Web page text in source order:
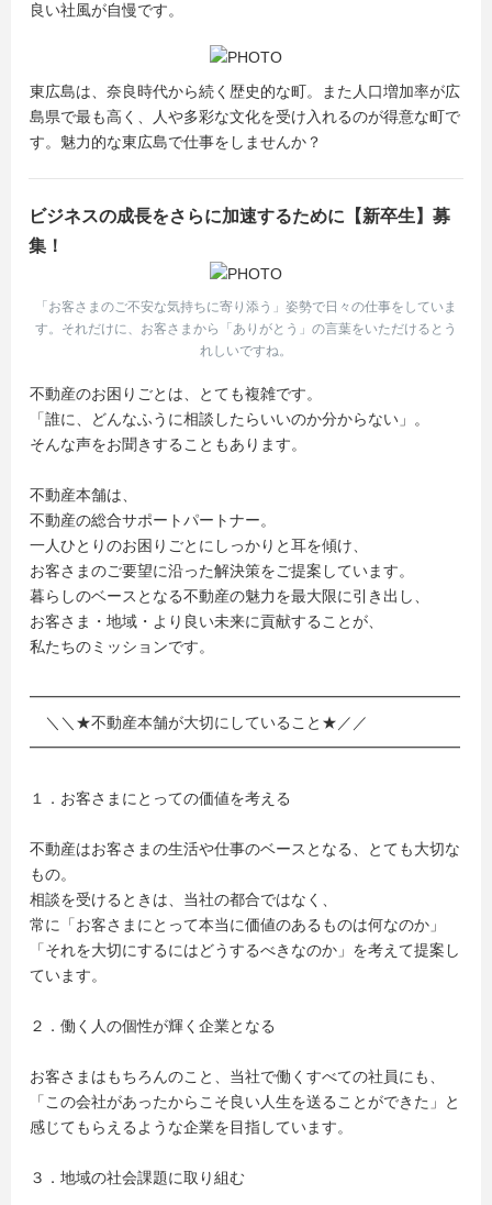
良い社風が自慢です。
東広島は、奈良時代から続く歴史的な町。また人口増加率が広
島県で最も高く、人や多彩な文化を受け入れるのが得意な町で
す。魅力的な東広島で仕事をしませんか？
ビジネスの成長をさらに加速するために【新卒生】募
集！
「お客さまのご不安な気持ちに寄り添う」姿勢で日々の仕事をしていま
す。それだけに、お客さまから「ありがとう」の言葉をいただけるとう
れしいですね。
不動産のお困りごとは、とても複雑です。
「誰に、どんなふうに相談したらいいのか分からない」。
そんな声をお聞きすることもあります。
不動産本舗は、
不動産の総合サポートパートナー。
一人ひとりのお困りごとにしっかりと耳を傾け、
お客さまのご要望に沿った解決策をご提案しています。
暮らしのベースとなる不動産の魅力を最大限に引き出し、
お客さま・地域・より良い未来に貢献することが、
私たちのミッションです。
━━━━━━━━━━━━━━━━━━━━━━━━━━━━
＼＼★不動産本舗が大切にしていること★／／
━━━━━━━━━━━━━━━━━━━━━━━━━━━━
１．お客さまにとっての価値を考える
不動産はお客さまの生活や仕事のベースとなる、とても大切な
もの。
相談を受けるときは、当社の都合ではなく、
常に「お客さまにとって本当に価値のあるものは何なのか」
「それを大切にするにはどうするべきなのか」を考えて提案し
ています。
２．働く人の個性が輝く企業となる
お客さまはもちろんのこと、当社で働くすべての社員にも、
「この会社があったからこそ良い人生を送ることができた」と
感じてもらえるような企業を目指しています。
３．地域の社会課題に取り組む